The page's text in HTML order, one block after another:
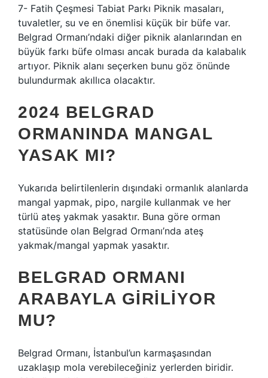
7- Fatih Çeşmesi Tabiat Parkı Piknik masaları,
tuvaletler, su ve en önemlisi küçük bir büfe var.
Belgrad Ormanı’ndaki diğer piknik alanlarından en
büyük farkı büfe olması ancak burada da kalabalık
artıyor. Piknik alanı seçerken bunu göz önünde
bulundurmak akıllıca olacaktır.
2024 BELGRAD
ORMANINDA MANGAL
YASAK MI?
Yukarıda belirtilenlerin dışındaki ormanlık alanlarda
mangal yapmak, pipo, nargile kullanmak ve her
türlü ateş yakmak yasaktır. Buna göre orman
statüsünde olan Belgrad Ormanı’nda ateş
yakmak/mangal yapmak yasaktır.
BELGRAD ORMANI
ARABAYLA GIRILIYOR
MU?
Belgrad Ormanı, İstanbul’un karmaşasından
uzaklaşıp mola verebileceğiniz yerlerden biridir.